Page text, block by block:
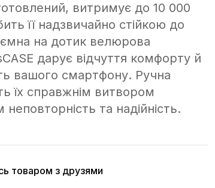
витримує до 10 000
її надзвичайно стійкою до
на дотик велюрова
дарує відчуття комфорту й
вашого смартфону. Ручна
їх справжнім витвором
та надійність.
товаром з друзями